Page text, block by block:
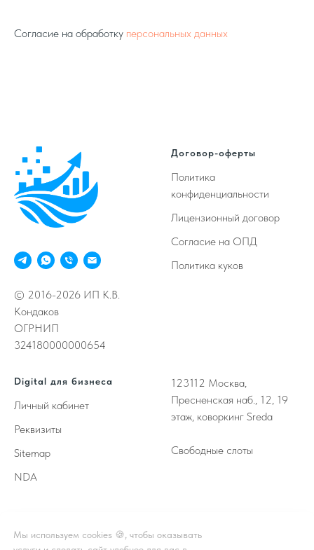
Согласие на обработку персональных данных
© 2016-2026 ИП К.В.
Кондаков
ОГРНИП
324180000000654
Договор-оферты
Политика
конфиденциальности
Лицензионный договор
Согласие на ОПД
Политика куков
Digital для бизнеса
Личный кабинет
Реквизиты
Sitemap
NDA
123112 Москва,
Пресненская наб., 12, 19
этаж, коворкинг Sreda
Свободные слоты
Принимаем к оплате
Мы используем cookies 🍪, чтобы оказывать